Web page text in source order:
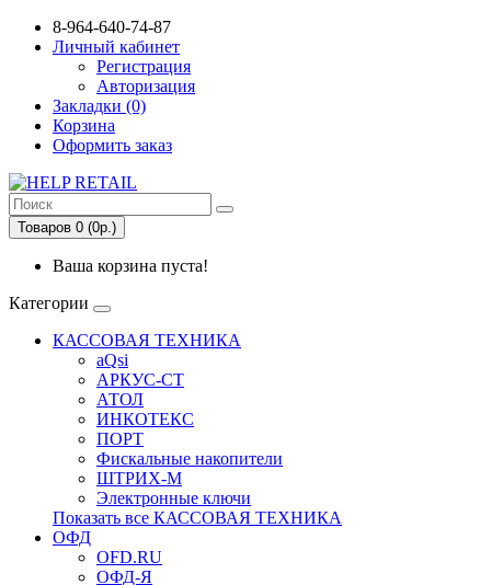
8-964-640-74-87
Личный кабинет
Регистрация
Авторизация
Закладки (0)
Корзина
Оформить заказ
Товаров 0 (0р.)
Ваша корзина пуста!
Категории
КАССОВАЯ ТЕХНИКА
aQsi
АРКУС-СТ
АТОЛ
ИНКОТЕКС
ПОРТ
Фискальные накопители
ШТРИХ-М
Электронные ключи
Показать все КАССОВАЯ ТЕХНИКА
ОФД
OFD.RU
ОФД-Я